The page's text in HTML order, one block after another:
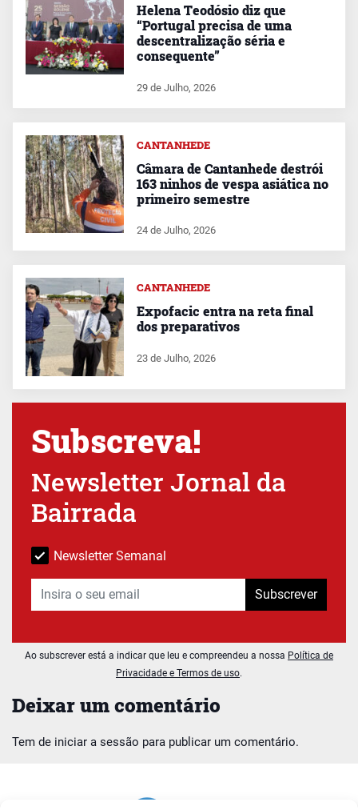
Deixar um comentário
Tem de iniciar a sessão para publicar um comentário.
Helena Teodósio diz que
“Portugal precisa de uma
descentralização séria e
consequente”
29 de Julho, 2026
CANTANHEDE
Câmara de Cantanhede destrói
163 ninhos de vespa asiática no
primeiro semestre
24 de Julho, 2026
CANTANHEDE
Expofacic entra na reta final
dos preparativos
23 de Julho, 2026
Subscreva!
Newsletter Jornal da
Bairrada
Newsletter Semanal
Subscrever
Ao subscrever está a indicar que leu e compreendeu a nossa Política de
Privacidade e Termos de uso.